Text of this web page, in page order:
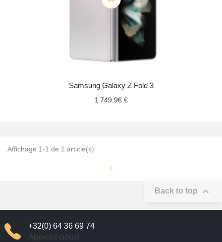
Samsung Galaxy Z Fold 3
1 749,96 €
Affichage 1-1 de 1 article(s)
1
Back to top 
+32(0) 64 36 69 74
Appelez-nous!